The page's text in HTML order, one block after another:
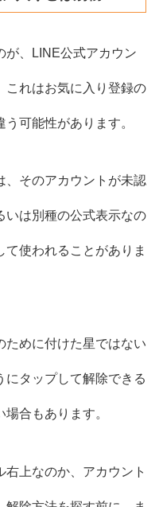
が、LINE公式アカウン
これはお気に入り登録の
可能性があります。
、そのアカウントが未認
いは別種の公式表示なの
使われることがありま
ために付けた星ではない
にタップして解除できる
合もあります。
上なのか、アカウント